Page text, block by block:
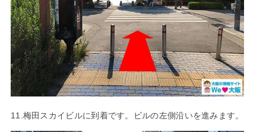
11.梅田スカイビルに到着です。ビルの左側沿いを進みます。